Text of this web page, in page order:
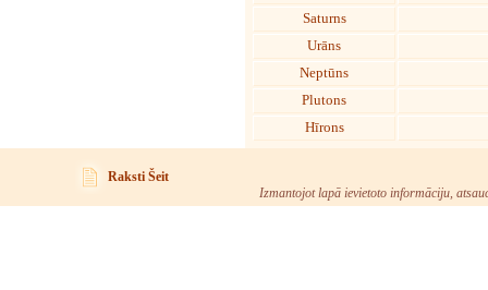
Saturns
Urāns
Neptūns
Plutons
Hīrons
Raksti Šeit
Izmantojot lapā ievietoto informāciju,